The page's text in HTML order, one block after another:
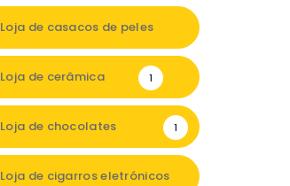
Loja de casacos de peles
Loja de cerâmica 1
Loja de chocolates 1
Loja de cigarros eletrónicos